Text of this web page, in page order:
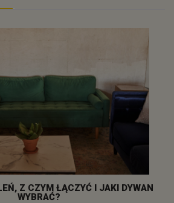
Z CZYM ŁĄCZYĆ I JAKI DYWAN
WYBRAĆ?